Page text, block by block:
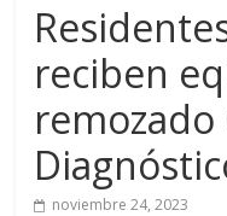
reciben
noviembre 24, 2023